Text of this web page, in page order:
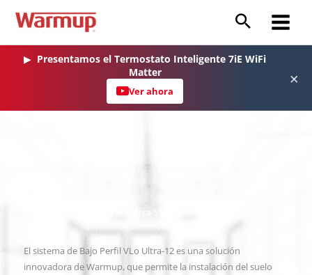
Main
▶ Presentamos el Termostato Inteligente 7iE WiFi
Matter
Ver ahora
×
El sistema de Bajo Perfil VLo Ultra-12 es una solución
innovadora de Warmup, que permite la instalación del suelo